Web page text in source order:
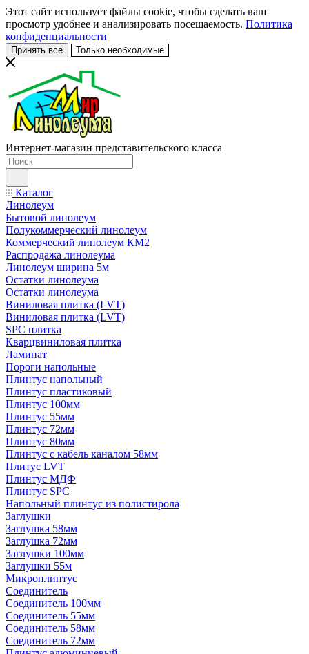
Этот сайт использует файлы cookie, чтобы сделать ваш
просмотр удобнее и анализировать посещаемость. Политика
конфиденциальности
Принять все Только необходимые
Интернет-магазин представительского класса
Каталог
Линолеум
Бытовой линолеум
Полукоммерческий линолеум
Коммерческий линолеум КМ2
Распродажа линолеума
Линолеум ширина 5м
Остатки линолеума
Остатки линолеума
Виниловая плитка (LVT)
Виниловая плитка (LVT)
SPC плитка
Кварцвиниловая плитка
Ламинат
Пороги напольные
Плинтус напольный
Плинтус пластиковый
Плинтус 100мм
Плинтус 55мм
Плинтус 72мм
Плинтус 80мм
Плинтус с кабель каналом 58мм
Плитус LVT
Плинтус МДФ
Плинтус SPC
Напольный плинтус из полистирола
Заглушки
Заглушка 58мм
Заглушка 72мм
Заглушки 100мм
Заглушки 55м
Микроплинтус
Соединитель
Соединитель 100мм
Соединитель 55мм
Соединитель 58мм
Соединитель 72мм